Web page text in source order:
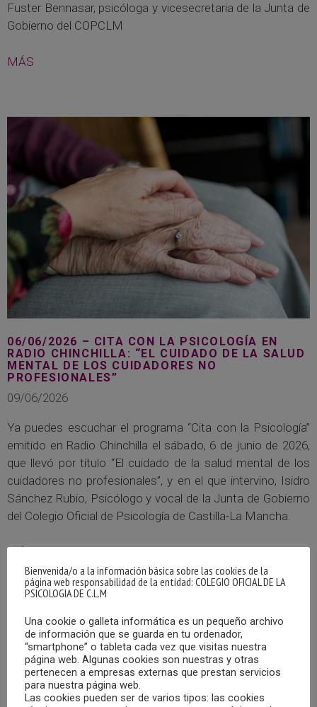
Fuster Bennasar, psicóloga y vicesecretaria de la Junta de
Gobierno del COPCLM
MÁS
06/06/2026 – CITA CON LA PSICOLOGÍA EN
RADIO CHINCHILLA: “EL CUIDADO DE LA SALUD
MENTAL DE LOS CUIDADORES NO
PROFESIONALES”
09/06/2026
Ya puedes escuchar el programa “Cita con la Psicología”
emitido en Radio Chinchilla el sábado, 6 de junio de 2026,
que llevó por título “El cuidado de la salud mental de los
cuidadores no profesionales”, y en el que intervino, Isidro
Sánchez Rubio, Psicólogo y vocal de la Junta de Gobierno
del Colegio Oficial de Psicología de Castilla-La Mancha.
MÁS
Bienvenida/o a la información básica sobre las cookies de la
página web responsabilidad de la entidad: COLEGIO OFICIAL DE LA
PSICOLOGIA DE C.L.M
Una cookie o galleta informática es un pequeño archivo
de información que se guarda en tu ordenador,
“smartphone” o tableta cada vez que visitas nuestra
página web. Algunas cookies son nuestras y otras
pertenecen a empresas externas que prestan servicios
para nuestra página web.
Las cookies pueden ser de varios tipos: las cookies